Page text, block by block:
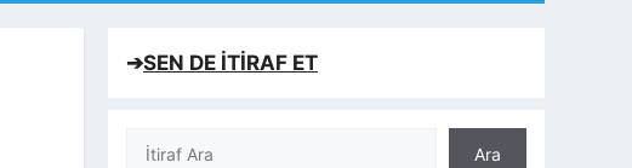
➔SEN DE İTİRAF ET
Ara
Ara